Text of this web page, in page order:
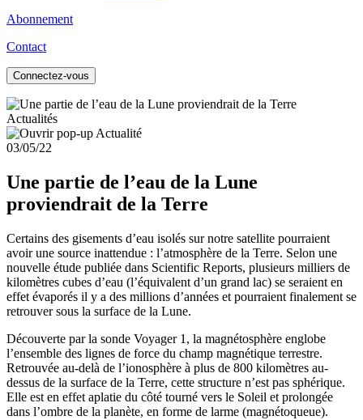
Abonnement
Contact
Connectez-vous
Actualités
03/05/22
Une partie de l’eau de la Lune
proviendrait de la Terre
Certains des gisements d’eau isolés sur notre satellite pourraient
avoir une source inattendue : l’atmosphère de la Terre. Selon une
nouvelle étude publiée dans Scientific Reports, plusieurs milliers de
kilomètres cubes d’eau (l’équivalent d’un grand lac) se seraient en
effet évaporés il y a des millions d’années et pourraient finalement se
retrouver sous la surface de la Lune.
Découverte par la sonde Voyager 1, la magnétosphère englobe
l’ensemble des lignes de force du champ magnétique terrestre.
Retrouvée au-delà de l’ionosphère à plus de 800 kilomètres au-
dessus de la surface de la Terre, cette structure n’est pas sphérique.
Elle est en effet aplatie du côté tourné vers le Soleil et prolongée
dans l’ombre de la planète, en forme de larme (magnétoqueue).